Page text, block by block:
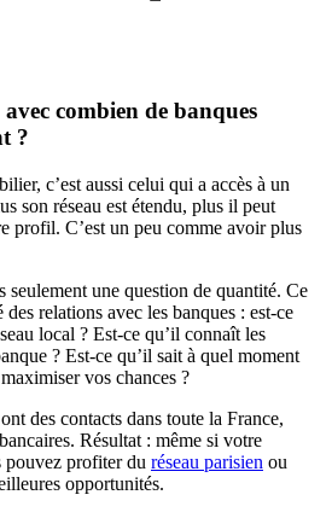
combien de banques
?
c’est aussi celui qui a accès à un
son réseau est étendu, plus il peut
profil. C’est un peu comme avoir plus
seulement une question de quantité. Ce
relations avec les banques : est-ce
local ? Est-ce qu’il connaît les
? Est-ce qu’il sait à quel moment
vos chances ?
des contacts dans toute la France,
Résultat : même si votre
pouvez profiter du réseau parisien ou
opportunités.